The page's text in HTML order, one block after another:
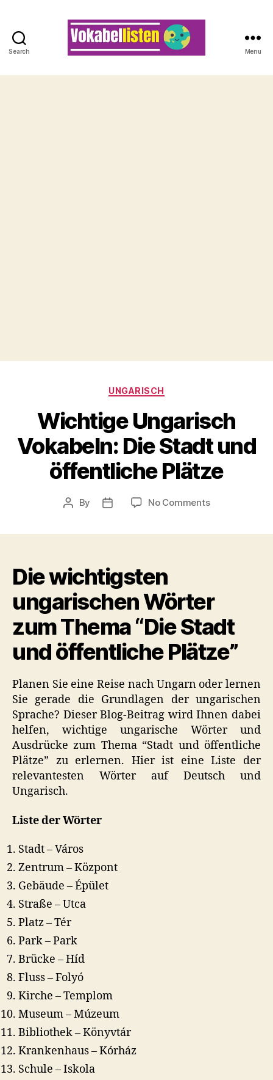
Search Menu
Categories
UNGARISCH
Wichtige Ungarisch
Vokabeln: Die Stadt und
öffentliche Plätze
Post
By
Post
No Commentson
öffentliche
Plätze
Die wichtigsten
ungarischen Wörter
zum Thema “Die Stadt
und öffentliche Plätze”
Planen Sie eine Reise nach Ungarn oder lernen
Sie gerade die Grundlagen der ungarischen
Sprache? Dieser Blog-Beitrag wird Ihnen dabei
helfen, wichtige ungarische Wörter und
Ausdrücke zum Thema “Stadt und öffentliche
Plätze” zu erlernen. Hier ist eine Liste der
relevantesten Wörter auf Deutsch und
Ungarisch.
Liste der Wörter
Stadt – Város
Zentrum – Központ
Gebäude – Épület
Straße – Utca
Platz – Tér
Park – Park
Brücke – Híd
Fluss – Folyó
Kirche – Templom
Museum – Múzeum
Bibliothek – Könyvtár
Krankenhaus – Kórház
Schule – Iskola